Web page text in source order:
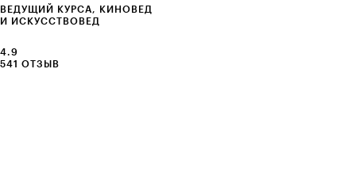
ВЕДУЩИЙ КУРСА, КИНОВЕД
И ИСКУССТВОВЕД
4.9
541 ОТЗЫВ